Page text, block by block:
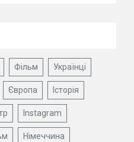
Фільм Українці
Європа Історія
Instagram
Німеччина